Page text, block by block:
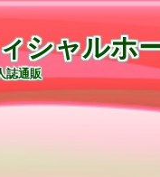
シャルホ
誌通販